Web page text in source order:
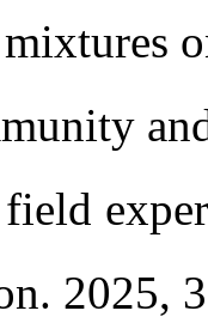
2025,